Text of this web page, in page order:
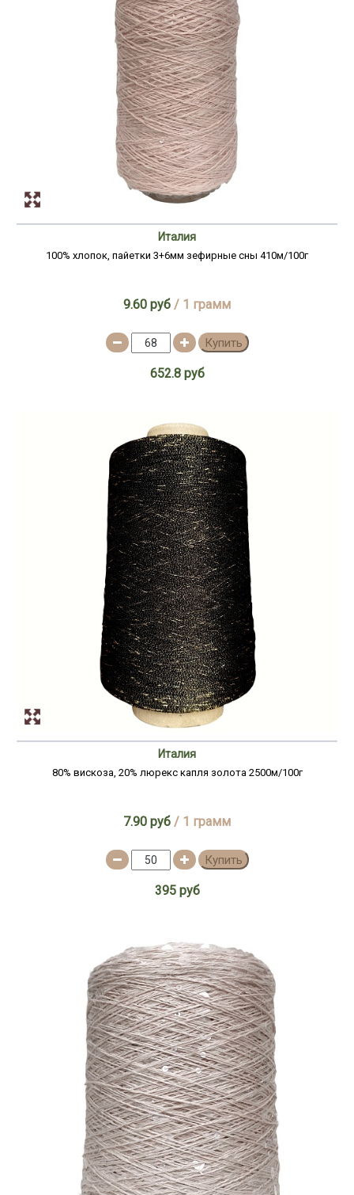
Италия
100% хлопок, пайетки 3+6мм зефирные сны 410м/100г
9.60 руб / 1 грамм
Купить
652.8 руб
Италия
80% вискоза, 20% люрекс капля золота 2500м/100г
7.90 руб / 1 грамм
Купить
395 руб